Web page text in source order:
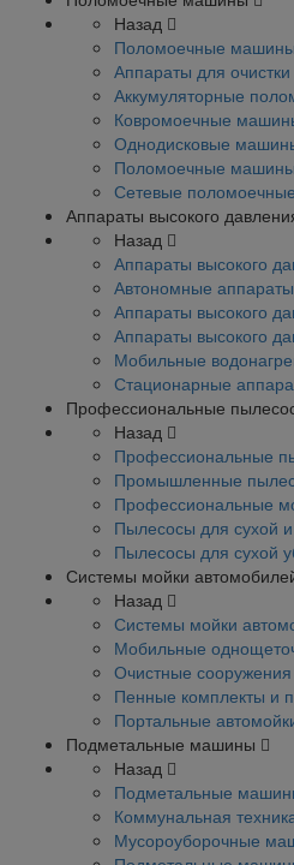
Назад
Поломоечные машины
Аппараты для
Аккумуляторные
Ковромоечные
Однодисковые
Поломоечные
Сетевые
Аппараты высокого
Назад
Аппараты высокого
Автономные
Аппараты высокого
Аппараты высокого
Мобильные
Стационарные
Профессиональные
Назад
Профессиональные
Промышленные
Профессиональные
Пылесосы для сухой
Пылесосы для сухой
Системы мойки
Назад
Системы мойки
Мобильные
Очистные сооружения
Пенные комплекты и
Портальные
Подметальные машины
Назад
Подметальные
Коммунальная
Мусороуборочные